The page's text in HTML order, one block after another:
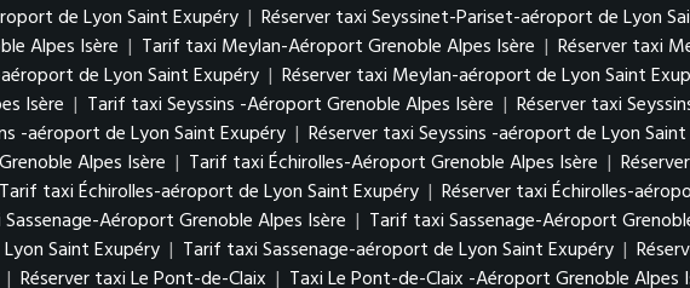
de Lyon Saint Exupéry | Réserver taxi Seyssinet-Pariset-aéroport de Lyon
Alpes Isère | Tarif taxi Meylan-Aéroport Grenoble Alpes Isère | Réserver taxi
de Lyon Saint Exupéry | Réserver taxi Meylan-aéroport de Lyon Saint
Isère | Tarif taxi Seyssins -Aéroport Grenoble Alpes Isère | Réserver taxi
-aéroport de Lyon Saint Exupéry | Réserver taxi Seyssins -aéroport de Lyon
Alpes Isère | Tarif taxi Échirolles-Aéroport Grenoble Alpes Isère |
Tarif taxi Échirolles-aéroport de Lyon Saint Exupéry | Réserver taxi Échirolles-
Sassenage-Aéroport Grenoble Alpes Isère | Tarif taxi Sassenage-Aéroport
Saint Exupéry | Tarif taxi Sassenage-aéroport de Lyon Saint Exupéry |
| Réserver taxi Le Pont-de-Claix | Taxi Le Pont-de-Claix -Aéroport Grenoble Alpes